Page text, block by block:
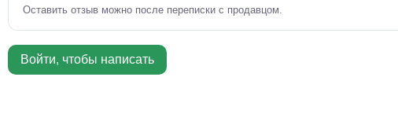
Оставить отзыв можно после переписки с продавцом.
Войти, чтобы написать